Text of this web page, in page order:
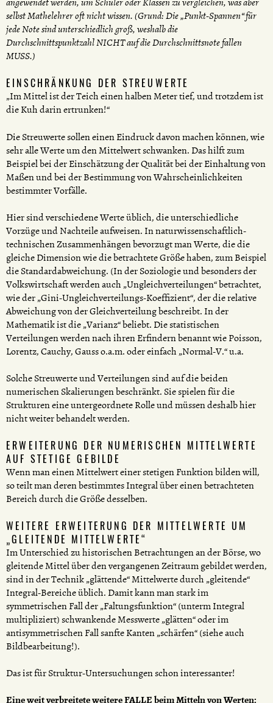
selbst Mathelehrer oft nicht wissen. (Grund: Die „Punkt-Spannen“ für
jede Note sind unterschiedlich groß, weshalb die
Durchschnittspunktzahl NICHT auf die Durchschnittsnote fallen
MUSS.)
EINSCHRÄNKUNG DER STREUWERTE
„Im Mittel ist der Teich einen halben Meter tief, und trotzdem ist
die Kuh darin ertrunken!“
Die Streuwerte sollen einen Eindruck davon machen können, wie
sehr alle Werte um den Mittelwert schwanken. Das hilft zum
Beispiel bei der Einschätzung der Qualität bei der Einhaltung von
Maßen und bei der Bestimmung von Wahrscheinlichkeiten
bestimmter Vorfälle.
Hier sind verschiedene Werte üblich, die unterschiedliche
Vorzüge und Nachteile aufweisen. In naturwissenschaftlich-
technischen Zusammenhängen bevorzugt man Werte, die die
gleiche Dimension wie die betrachtete Größe haben, zum Beispiel
die Standardabweichung. (In der Soziologie und besonders der
Volkswirtschaft werden auch „Ungleichverteilungen“ betrachtet,
wie der „Gini-Ungleichverteilungs-Koeffizient“, der die relative
Abweichung von der Gleichverteilung beschreibt. In der
Mathematik ist die „Varianz“ beliebt. Die statistischen
Verteilungen werden nach ihren Erfindern benannt wie Poisson,
Lorentz, Cauchy, Gauss o.a.m. oder einfach „Normal-V.“ u.a.
Solche Streuwerte und Verteilungen sind auf die beiden
numerischen Skalierungen beschränkt. Sie spielen für die
Strukturen eine untergeordnete Rolle und müssen deshalb hier
nicht weiter behandelt werden.
ERWEITERUNG DER NUMERISCHEN MITTELWERTE
AUF STETIGE GEBILDE
Wenn man einen Mittelwert einer stetigen Funktion bilden will,
so teilt man deren bestimmtes Integral über einen betrachteten
Bereich durch die Größe desselben.
WEITERE ERWEITERUNG DER MITTELWERTE UM
„GLEITENDE MITTELWERTE“
Im Unterschied zu historischen Betrachtungen an der Börse, wo
gleitende Mittel über den vergangenen Zeitraum gebildet werden,
sind in der Technik „glättende“ Mittelwerte durch „gleitende“
Integral-Bereiche üblich. Damit kann man stark im
symmetrischen Fall der „Faltungsfunktion“ (unterm Integral
multipliziert) schwankende Messwerte „glätten“ oder im
antisymmetrischen Fall sanfte Kanten „schärfen“ (siehe auch
Bildbearbeitung!).
Das ist für Struktur-Untersuchungen schon interessanter!
Eine weit verbreitete weitere FALLE beim Mitteln von Werten: